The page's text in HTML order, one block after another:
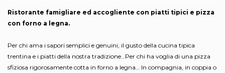
Ristorante famigliare ed accogliente con piatti tipici e pizza
con forno a legna.
Per chi ama i sapori semplici e genuini, il gusto della cucina tipica
trentina e i piatti della nostra tradizione…Per chi ha voglia di una pizza
sfiziosa rigorosamente cotta in forno a legna… In compagnia, in coppia o